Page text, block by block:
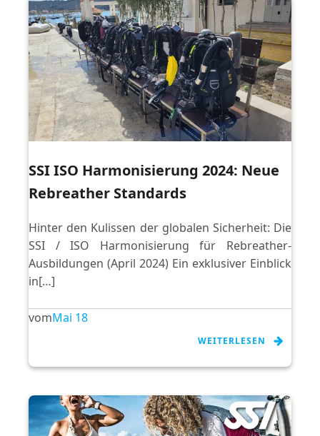
SSI ISO Harmonisierung 2024: Neue
Rebreather Standards
Hinter den Kulissen der globalen Sicherheit: Die
SSI / ISO Harmonisierung für Rebreather-
Ausbildungen (April 2024) Ein exklusiver Einblick
in[…]
vomMai 18
WEITERLESEN